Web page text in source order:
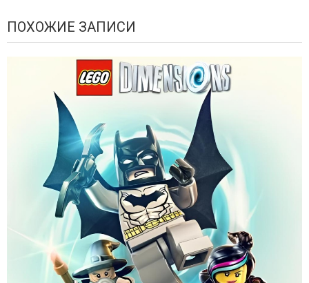
ПОХОЖИЕ ЗАПИСИ